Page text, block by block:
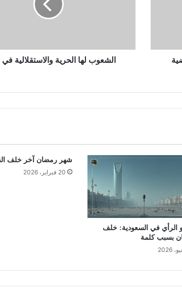
الشعوب لها الحرية والاستقلالية
الرأي في السعودية: خلف
بسبب كلمة
شهر رمضان آخر خلف
20 فبراير، 2026